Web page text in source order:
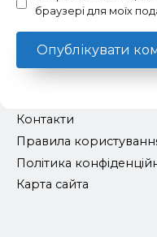
браузері для моїх
Контакти
Правила
Політика
Карта сайта